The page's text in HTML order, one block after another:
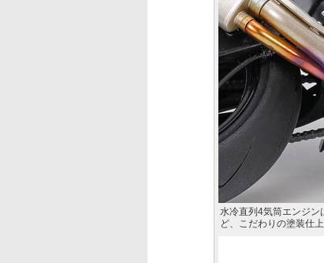
水冷直列4気筒エンジン
ど、こだわりの塗装仕